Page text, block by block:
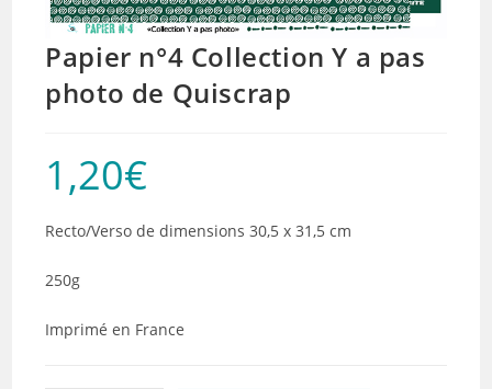
Papier n°4 Collection Y a pas
photo de Quiscrap
1,20€
Recto/Verso de dimensions 30,5 x 31,5 cm
250g
Imprimé en France